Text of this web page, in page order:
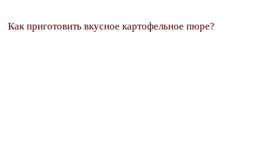
Как приготовить вкусное картофельное пюре?